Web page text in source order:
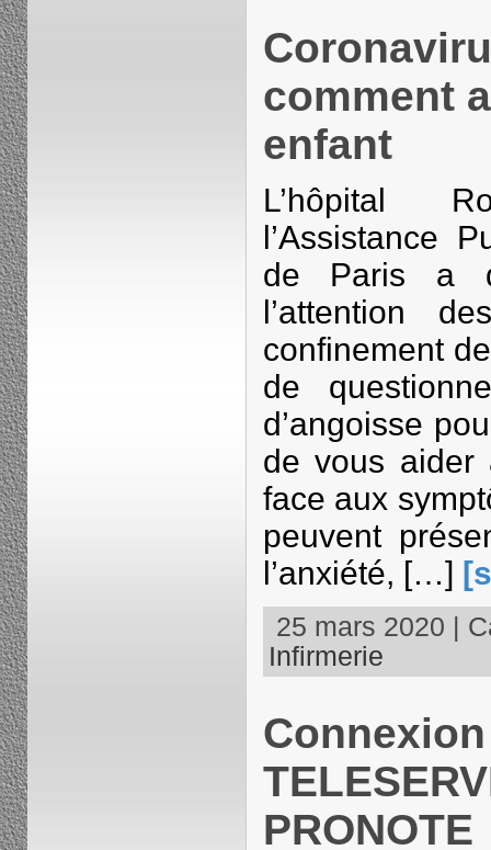
comment
enfant
L’hôpital
l’Assistance
de Paris a
l’attention
confinement
de
d’angoisse
de vous aider
face aux
peuvent
l’anxiété, […]
25 mars 2020 |
Infirmerie
Connexion
PRONOTE